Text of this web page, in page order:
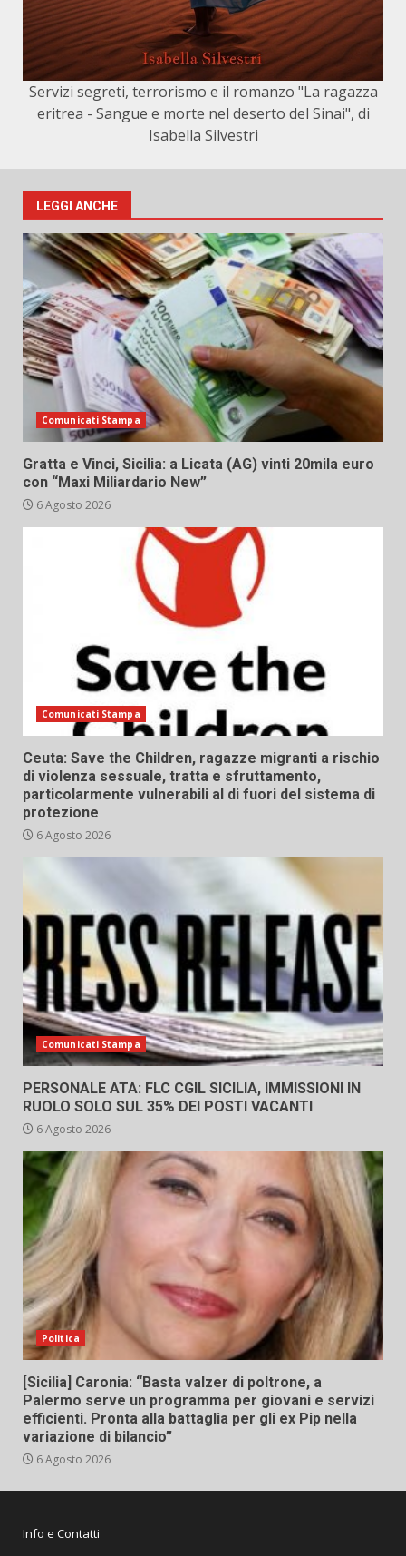
Servizi segreti, terrorismo e il romanzo "La ragazza
eritrea - Sangue e morte nel deserto del Sinai", di
Isabella Silvestri
LEGGI ANCHE
Comunicati Stampa
Gratta e Vinci, Sicilia: a Licata (AG) vinti 20mila euro
con “Maxi Miliardario New”
6 Agosto 2026
Comunicati Stampa
Ceuta: Save the Children, ragazze migranti a rischio
di violenza sessuale, tratta e sfruttamento,
particolarmente vulnerabili al di fuori del sistema di
protezione
6 Agosto 2026
Comunicati Stampa
PERSONALE ATA: FLC CGIL SICILIA, IMMISSIONI IN
RUOLO SOLO SUL 35% DEI POSTI VACANTI
6 Agosto 2026
Politica
[Sicilia] Caronia: “Basta valzer di poltrone, a
Palermo serve un programma per giovani e servizi
efficienti. Pronta alla battaglia per gli ex Pip nella
variazione di bilancio”
6 Agosto 2026
Info e Contatti